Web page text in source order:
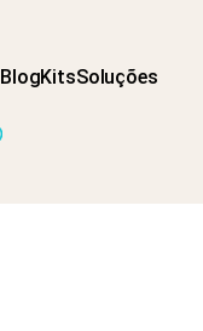
BlogKitsSoluções